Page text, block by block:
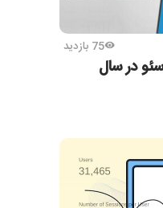
75 بازدید
در سال